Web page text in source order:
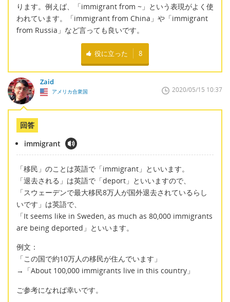
ります。例えば、「immigrant from ~」という表現がよく使
われています。「immigrant from China」や「immigrant
from Russia」など言っても良いです。
役に立った 8
Zaid
アメリカ合衆国 2020/05/15 10:37
回答
immigrant
「移民」のことは英語で「immigrant」といいます。
「退去される」は英語で「deport」といいますので、
「スウェーデンで最大移民8万人が国外退去されているらし
いです」は英語で、
「It seems like in Sweden, as much as 80,000 immigrants
are being deported」といいます。
例文：
「この国で約10万人の移民が住んでいます」
→「About 100,000 immigrants live in this country」
ご参考になれば幸いです。